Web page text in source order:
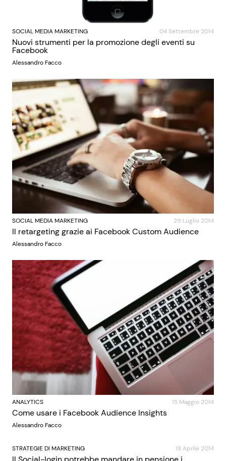
SOCIAL MEDIA MARKETING 04 Settembre 2014
Nuovi strumenti per la promozione degli eventi su
Facebook
Alessandro Facco
SOCIAL MEDIA MARKETING 29 Luglio 2014
Il retargeting grazie ai Facebook Custom Audience
Alessandro Facco
ANALYTICS 15 Maggio 2014
Come usare i Facebook Audience Insights
Alessandro Facco
STRATEGIE DI MARKETING 18 Aprile 2014